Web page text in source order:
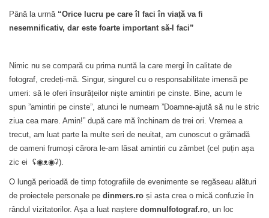
Până la urmă “Orice lucru pe care îl faci în viață va fi
nesemnificativ, dar este foarte important să-l faci”
Nimic nu se compară cu prima nuntă la care mergi în calitate de
fotograf, credeți-mă. Singur, singurel cu o responsabilitate imensă pe
umeri: să le oferi însurățeilor niște amintiri pe cinste. Bine, acum le
spun ”amintiri pe cinste”, atunci le numeam ”Doamne-ajută să nu le stric
ziua cea mare. Amin!” după care mă închinam de trei ori. Vremea a
trecut, am luat parte la multe seri de neuitat, am cunoscut o grămadă
de oameni frumoși cărora le-am lăsat amintiri cu zâmbet (cel puțin așa
zic ei ʢ◉ᴥ◉ʡ).
O lungă perioadă de timp fotografiile de evenimente se regăseau alături
de proiectele personale pe dinmers.ro și asta crea o mică confuzie în
rândul vizitatorilor. Așa a luat naștere domnulfotograf.ro, un loc